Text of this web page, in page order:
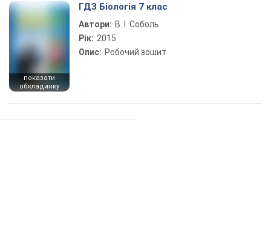
показати
обкладинку
ГДЗ Біологія 7 клас
Автори: В. І. Соболь
Рік: 2015
Опис: Робочий зошит